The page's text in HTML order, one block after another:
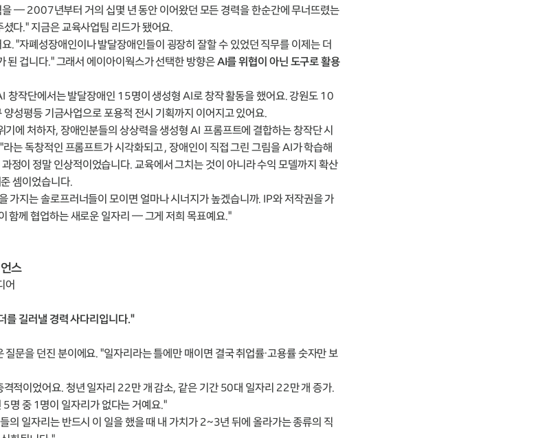
— 2007년부터 거의 십몇 년 동안 이어왔던 모든 경력을 한순간에 무너뜨렸는
다." 지금은 교육사업팀 리드가 됐어요.
. "자폐성장애인이나 발달장애인들이 굉장히 잘할 수 있었던 직무를 이제는 더
된 겁니다." 그래서 에이아이웍스가 선택한 방향은AI를 위협이 아닌 도구로 활용
작단에서는 발달장애인 15명이 생성형 AI로 창작 활동을 했어요. 강원도 10
성평등 기금사업으로 포용적 전시 기획까지 이어지고 있어요.
기에 처하자, 장애인분들의 상상력을 생성형 AI 프롬프트에 결합하는 창작단 시
는 독창적인 프롬프트가 시각화되고 , 장애인이 직접 그린 그림을 AI가 학습해
정이 정말 인상적이었습니다. 교육에서 그치는 것이 아니라 수익 모델까지 확산
셈이었습니다.
가지는 솔로프러너들이 모이면 얼마나 시너지가 높겠습니까. IP와 저작권을 가
함께 협업하는 새로운 일자리 — 그게 저희 목표예요."
스
어
를 길러낼 경력 사다리입니다."
문을 던진 분이에요. "일자리라는 틀에만 매이면 결국 취업률·고용률 숫자만 보
적이었어요. 청년 일자리 22만 개 감소, 같은 기간 50대 일자리 22만 개 증가.
5명 중 1명이 일자리가 없다는 거예요."
의 일자리는 반드시 이 일을 했을 때 내 가치가 2~3년 뒤에 올라가는 종류의 직